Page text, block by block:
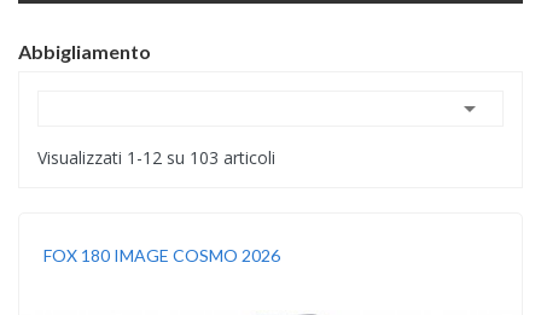
Abbigliamento

Visualizzati 1-12 su 103 articoli
FOX 180 IMAGE COSMO 2026